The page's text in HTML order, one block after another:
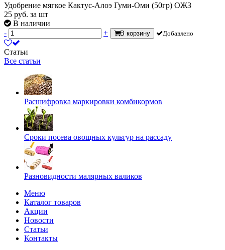
Удобрение мягкое Кактус-Алоэ Гуми-Оми (50гр) ОЖЗ
25 руб. за шт
В наличии
-
+ В корзину Добавлено
Статьи
Все статьи
Расшифровка маркировки комбикормов
Сроки посева овощных культур на рассаду
Разновидности малярных валиков
Меню
Каталог товаров
Акции
Новости
Статьи
Контакты